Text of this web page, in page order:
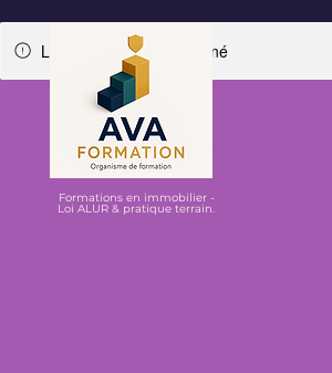
Formations en immobilier -
Loi ALUR & pratique terrain.
Le programme est terminé